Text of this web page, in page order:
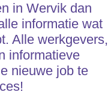
in Wervik dan
informatie wat
Alle werkgevers,
informatieve
nieuwe job te